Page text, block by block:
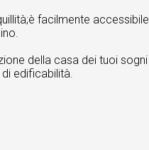
facilmente
della casa dei tuoi
edificabilità.